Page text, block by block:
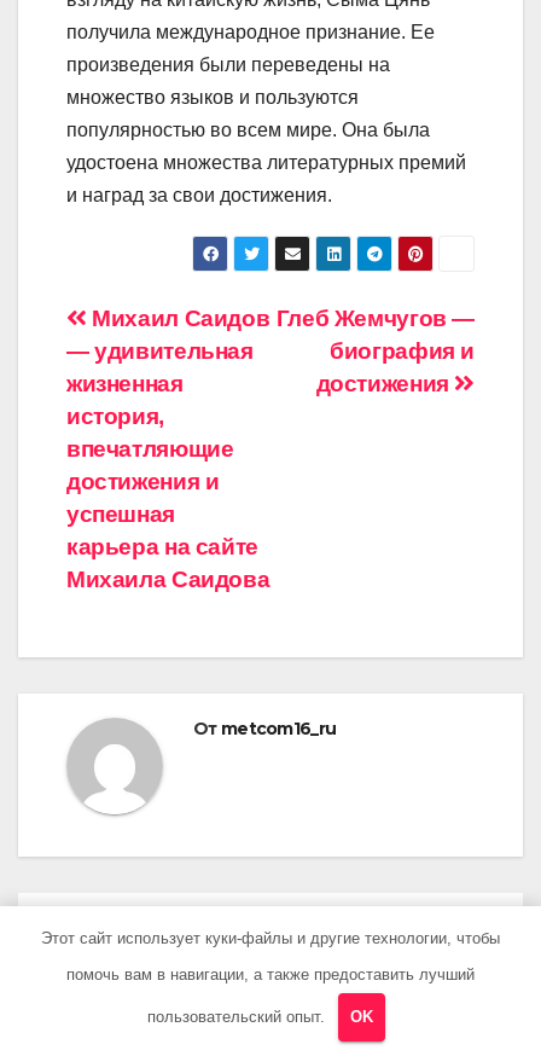
получила международное признание. Ее
произведения были переведены на
множество языков и пользуются
популярностью во всем мире. Она была
удостоена множества литературных премий
и наград за свои достижения.
Навигация
по
записям
Глеб Жемчугов —
биография и
достижения
Михаил Саидов
— удивительная
жизненная
история,
впечатляющие
достижения и
успешная
карьера на сайте
Михаила Саидова
От metcom16_ru
ПОХОЖАЯ ЗАПИСЬ
Этот сайт использует куки-файлы и другие технологии, чтобы
помочь вам в навигации, а также предоставить лучший
пользовательский опыт. OK